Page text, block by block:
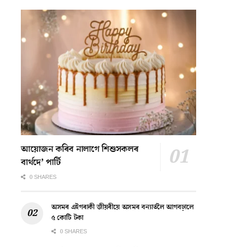
আয়োজন কৰিব নালাগে শিশুসকলৰ
বাৰ্থদে’ পাৰ্টি
0 SHARES
অসমৰ এইগৰাকী জীয়ৰীয়ে অসমৰ বন্যাৰ্তলৈ আগবঢ়ালে
৫ কোটি টকা
0 SHARES